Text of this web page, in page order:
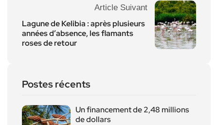
Article Suivant
Lagune de Kelibia : après plusieurs
années d’absence, les flamants
roses de retour
Postes récents
Un financement de 2,48 millions
de dollars